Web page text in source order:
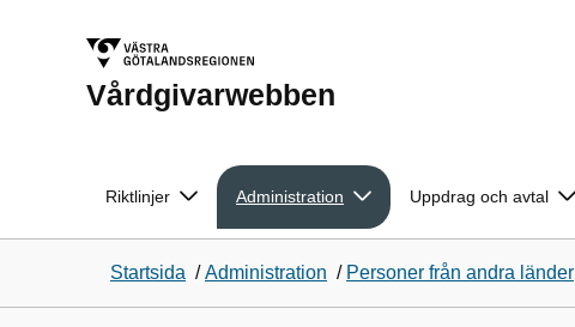
Vårdgivarwebben
Riktlinjer Administration Uppdrag och avtal
Startsida /Administration / Personer från andra länder